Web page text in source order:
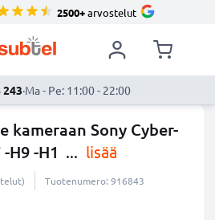
2500+arvostelut
243·Ma - Pe: 11:00 - 22:00
kameraan Sony Cyber-
H9 -H1 ... lisää
Tuotenumero: 916843